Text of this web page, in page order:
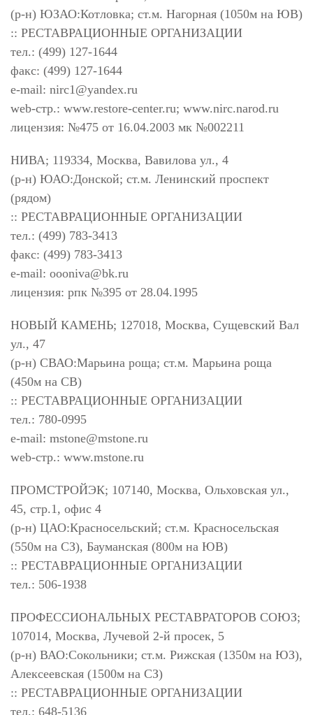
(р-н) ЮЗАО:Котловка; ст.м. Нагорная (1050м на ЮВ)
:: РЕСТАВРАЦИОННЫЕ ОРГАНИЗАЦИИ
тел.: (499) 127-1644
факс: (499) 127-1644
e-mail: nirc1@yandex.ru
web-стр.: www.restore-center.ru; www.nirc.narod.ru
лицензия: №475 от 16.04.2003 мк №002211
НИВА; 119334, Москва, Вавилова ул., 4
(р-н) ЮАО:Донской; ст.м. Ленинский проспект
(рядом)
:: РЕСТАВРАЦИОННЫЕ ОРГАНИЗАЦИИ
тел.: (499) 783-3413
факс: (499) 783-3413
e-mail: oooniva@bk.ru
лицензия: рпк №395 от 28.04.1995
НОВЫЙ КАМЕНЬ; 127018, Москва, Сущевский Вал
ул., 47
(р-н) СВАО:Марьина роща; ст.м. Марьина роща
(450м на СВ)
:: РЕСТАВРАЦИОННЫЕ ОРГАНИЗАЦИИ
тел.: 780-0995
e-mail: mstone@mstone.ru
web-стр.: www.mstone.ru
ПРОМСТРОЙЭК; 107140, Москва, Ольховская ул.,
45, стр.1, офис 4
(р-н) ЦАО:Красносельский; ст.м. Красносельская
(550м на СЗ), Бауманская (800м на ЮВ)
:: РЕСТАВРАЦИОННЫЕ ОРГАНИЗАЦИИ
тел.: 506-1938
ПРОФЕССИОНАЛЬНЫХ РЕСТАВРАТОРОВ СОЮЗ;
107014, Москва, Лучевой 2-й просек, 5
(р-н) ВАО:Сокольники; ст.м. Рижская (1350м на ЮЗ),
Алексеевская (1500м на СЗ)
:: РЕСТАВРАЦИОННЫЕ ОРГАНИЗАЦИИ
тел.: 648-5136